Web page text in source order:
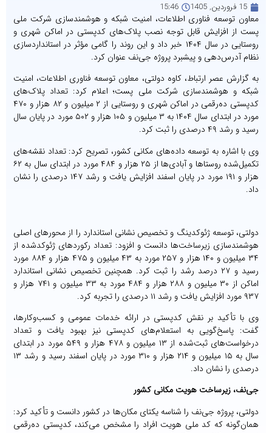
15 فروردین, 1405 15:46
معاون توسعه فناوری اطلاعات، امنیت شبکه و هوشمندسازی شرکت ملی
پست از افزایش قابل توجه نصب پلاک‌های کدپستی در اماکن شهری و
روستایی در سال ۱۴۰۴ خبر داد و این روند را گامی مؤثر در استانداردسازی
نظام آدرس‌دهی و پیشبرد پروژه جی‌نف عنوان کرد.
به گزارش عصر ارتباط، کاوه دولتی، معاون توسعه فناوری اطلاعات، امنیت
شبکه و هوشمندسازی شرکت ملی پست؛ اعلام کرد: تعداد پلاک‌های
کدپستی ده‌رقمی در اماکن شهری و روستایی از ۲ میلیون و ۸۲ هزار و ۴۷۰
مورد در ابتدای سال ۱۴۰۴ به ۳ میلیون و ۱۰۵ هزار و ۵۰۲ مورد در پایان سال
رسید و رشد ۴۹ درصدی را ثبت کرد.
وی با اشاره به توسعه داده‌های مکانی کشور، تصریح کرد: تعداد نقشه‌های
تکمیل‌شده روستاها و آبادی‌ها از ۲۵ هزار و ۴۸۴ مورد در ابتدای سال به ۶۲
هزار و ۱۹۱ مورد در پایان اسفند افزایش یافت و رشد ۱۴۷ درصدی را نشان
داد.
دولتی، توسعه ژئوکدینگ و تخصیص نشانی استاندارد را از محورهای اصلی
هوشمندسازی زیرساخت‌ها دانست و افزود: تعداد رکوردهای ژئوکدشده از
۳۴ میلیون و ۱۴۰ هزار و ۲۵۷ مورد به ۴۳ میلیون و ۴۷۵ هزار و ۸۸۴ مورد
رسید و ۲۷ درصد رشد را ثبت کرد. همچنین تخصیص نشانی استاندارد
اماکن از ۳۰ میلیون و ۲۸۸ هزار و ۴۸۴ مورد به ۳۳ میلیون و ۷۴۱ هزار و
۹۳۷ مورد افزایش یافت و رشد ۱۱ درصدی را تجربه کرد.
وی با تأکید بر نقش کدپستی در ارائه خدمات عمومی و کسب‌وکارها،
گفت: پاسخ‌گویی به استعلام‌های کدپستی نیز بهبود یافت و تعداد
درخواست‌های ثبت‌شده از ۱۳ میلیون و ۴۷۸ هزار و ۵۴۹ مورد در ابتدای
سال به ۱۵ میلیون و ۲۱۴ هزار و ۳۱۰ مورد در پایان اسفند رسید و رشد ۱۳
درصدی را نشان داد.
جی‌نف، زیرساخت هویت مکانی کشور
دولتی، پروژه جی‌نف را شناسه یکتای مکان‌ها در کشور دانست و تأکید کرد:
همان‌گونه که کد ملی هویت افراد را مشخص می‌کند، کدپستی ده‌رقمی